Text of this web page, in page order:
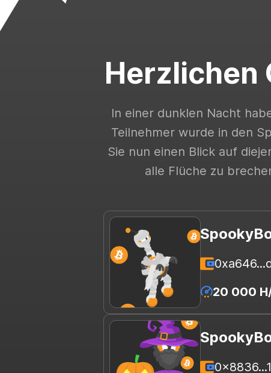
Herzlichen
In einer dunklen Nacht
Teilnehmer wurde in den
Sie nun einen Blick auf
alle Flüche zu
20 000